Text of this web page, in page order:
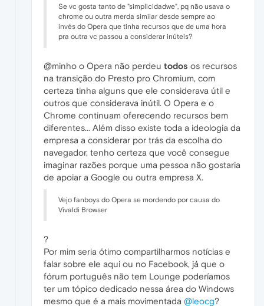
Se vc gosta tanto de "simplicidadwe", pq não usava o
chrome ou outra merda similar desde sempre ao
invés do Opera que tinha recursos que de uma hora
pra outra vc passou a considerar inúteis?
@minho o Opera não perdeu todos os recursos
na transição do Presto pro Chromium, com
certeza tinha alguns que ele considerava útil e
outros que considerava inútil. O Opera e o
Chrome continuam oferecendo recursos bem
diferentes... Além disso existe toda a ideologia da
empresa a considerar por trás da escolha do
navegador, tenho certeza que você consegue
imaginar razões porque uma pessoa não gostaria
de apoiar a Google ou outra empresa X.
Vejo fanboys do Opera se mordendo por causa do
Vivaldi Browser
?
Por mim seria ótimo compartilharmos notícias e
falar sobre ele aqui ou no Facebook, já que o
fórum português não tem Lounge poderíamos
ter um tópico dedicado nessa área do Windows
mesmo que é a mais movimentada @leocg?